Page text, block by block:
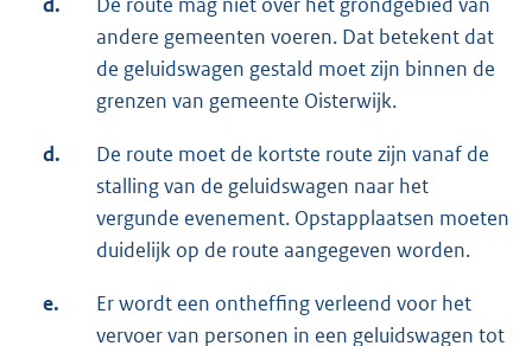
andere gemeenten voeren. Dat betekent dat
de geluidswagen gestald moet zijn binnen de
grenzen van gemeente Oisterwijk.
d.
De route moet de kortste route zijn vanaf de
stalling van de geluidswagen naar het
vergunde evenement. Opstapplaatsen moeten
duidelijk op de route aangegeven worden.
e.
Er wordt een ontheffing verleend voor het
vervoer van personen in een geluidswagen tot